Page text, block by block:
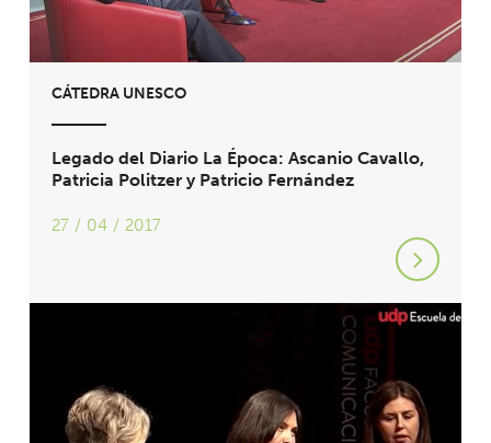
CÁTEDRA UNESCO
Legado del Diario La Época: Ascanio Cavallo,
Patricia Politzer y Patricio Fernández
27 / 04 / 2017